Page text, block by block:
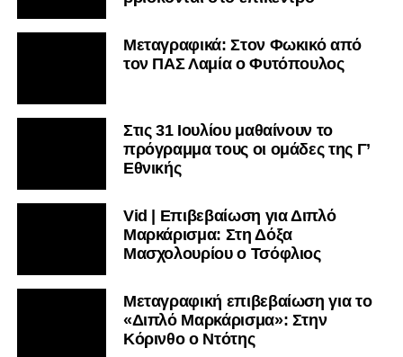
Μεταγραφικά: Στον Φωκικό από
τον ΠΑΣ Λαμία ο Φυτόπουλος
Στις 31 Ιουλίου μαθαίνουν το
πρόγραμμα τους οι ομάδες της Γ’
Εθνικής
Vid | Επιβεβαίωση για Διπλό
Μαρκάρισμα: Στη Δόξα
Μασχολουρίου ο Τσόφλιος
Μεταγραφική επιβεβαίωση για το
«Διπλό Μαρκάρισμα»: Στην
Κόρινθο ο Ντότης